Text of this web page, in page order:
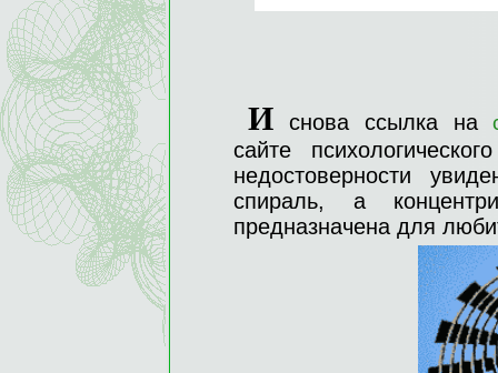
И снова ссылка на
сайте
недостоверности
спираль, а
предназначена для